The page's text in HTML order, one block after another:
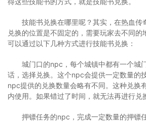
技能书兑换在哪里呢？其实，在热血传
兑换的位置是不固定的，需要玩家去不同的
可以通过以下几种方式进行技能书兑换：
城门口的npc，每个城镇中都有一个城
话，选择兑换。这个npc会提供一定数量的
npc提供的兑换数量会略有不同。这种兑换
内使用。如果错过了时间，就无法再进行兑
押镖任务的npc，完成一定数量的押镖